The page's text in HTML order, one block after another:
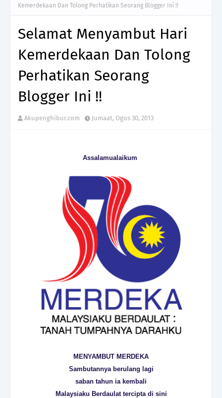
Kemerdekaan Dan Tolong Perhatikan Seorang Blogger Ini !!
Selamat Menyambut Hari
Kemerdekaan Dan Tolong
Perhatikan Seorang
Blogger Ini !!
Akupenghibur.com Jumaat, Ogos 30, 2013
Assalamualaikum
MENYAMBUT MERDEKA
Sambutannya berulang lagi
saban tahun ia kembali
Malaysiaku Berdaulat tercipta di sini